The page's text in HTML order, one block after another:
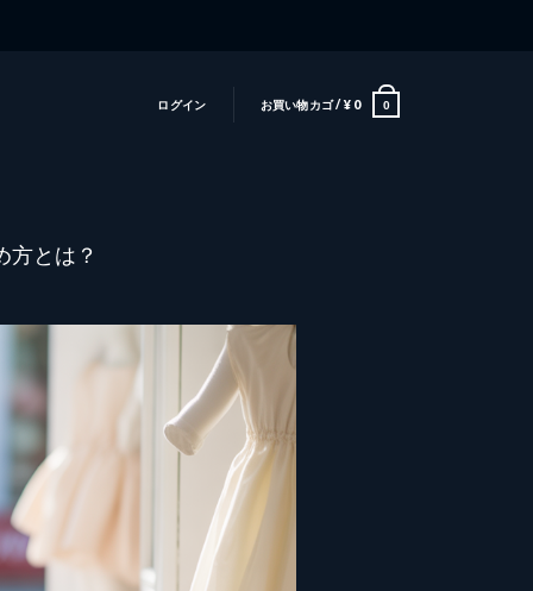
ログイン お買い物カゴ /¥0 0
方とは？